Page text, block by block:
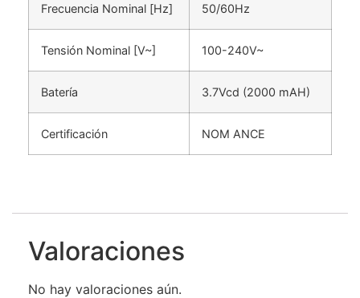
Frecuencia Nominal [Hz] 50/60Hz
Tensión Nominal [V~] 100-240V~
Batería 3.7Vcd (2000 mAH)
Certificación NOM ANCE
Valoraciones
No hay valoraciones aún.